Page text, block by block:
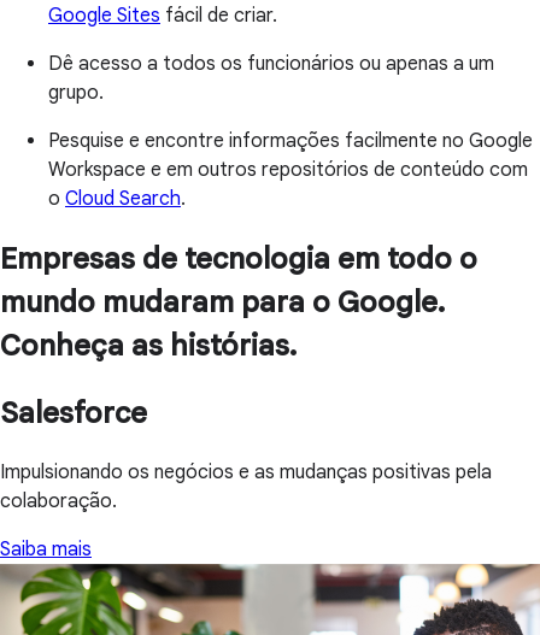
Google Sites fácil de criar.
Dê acesso a todos os funcionários ou apenas a um
grupo.
Pesquise e encontre informações facilmente no Google
Workspace e em outros repositórios de conteúdo com
o Cloud Search.
Empresas de tecnologia em todo o
mundo mudaram para o Google.
Conheça as histórias.
Salesforce
Impulsionando os negócios e as mudanças positivas pela
colaboração.
Saiba mais